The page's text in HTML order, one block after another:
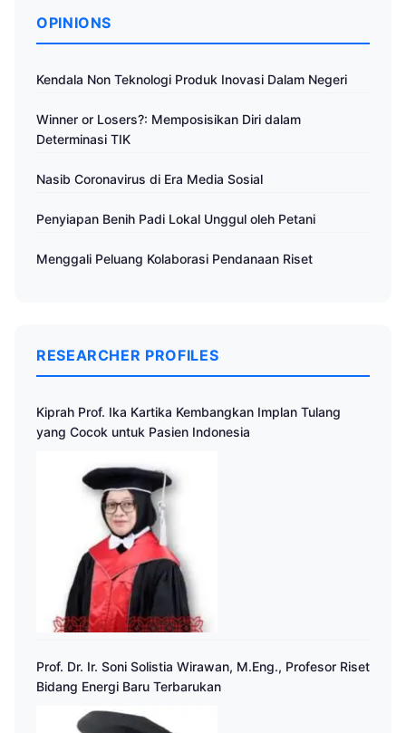
OPINIONS
Kendala Non Teknologi Produk Inovasi Dalam Negeri
Winner or Losers?: Memposisikan Diri dalam
Determinasi TIK
Nasib Coronavirus di Era Media Sosial
Penyiapan Benih Padi Lokal Unggul oleh Petani
Menggali Peluang Kolaborasi Pendanaan Riset
RESEARCHER PROFILES
Kiprah Prof. Ika Kartika Kembangkan Implan Tulang
yang Cocok untuk Pasien Indonesia
Prof. Dr. Ir. Soni Solistia Wirawan, M.Eng., Profesor Riset
Bidang Energi Baru Terbarukan